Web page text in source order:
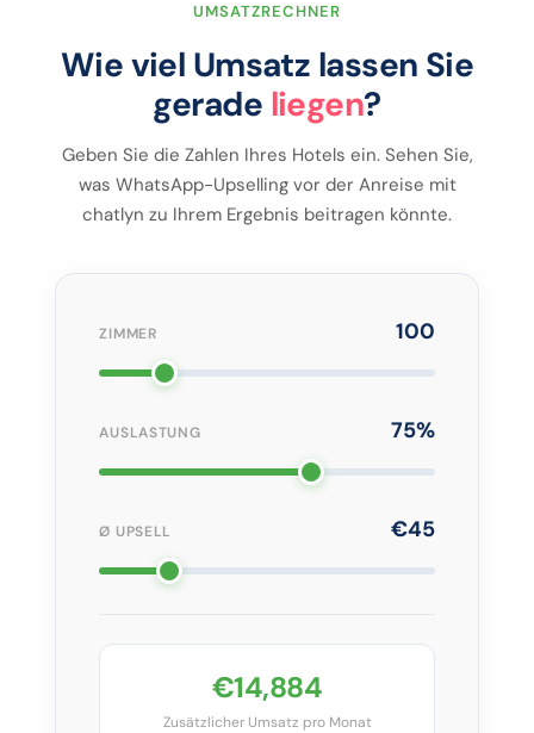
UMSATZRECHNER
Wie viel Umsatz lassen Sie
gerade liegen?
Geben Sie die Zahlen Ihres Hotels ein. Sehen Sie,
was WhatsApp-Upselling vor der Anreise mit
chatlyn zu Ihrem Ergebnis beitragen könnte.
ZIMMER 100
AUSLASTUNG 75%
Ø UPSELL €45
€14,884
Zusätzlicher Umsatz pro Monat